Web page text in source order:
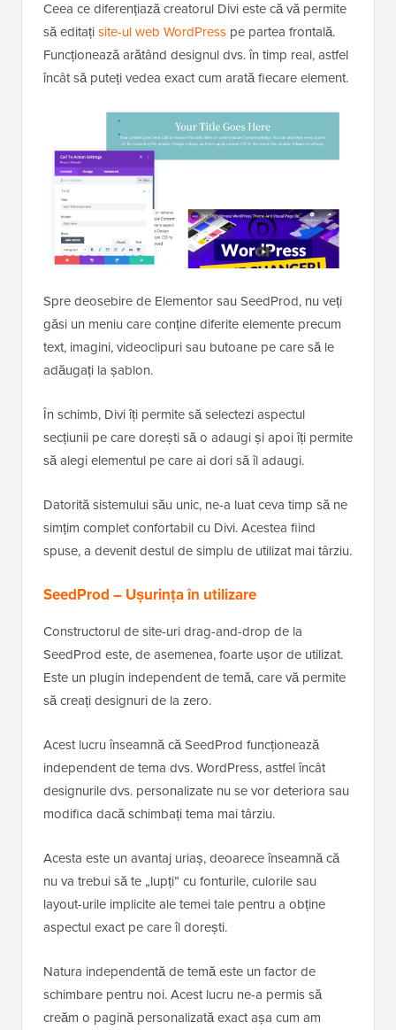
Ceea ce diferențiază creatorul Divi este că vă permite
să editațisite-ul web WordPress pe partea frontală.
Funcționează arătând designul dvs. în timp real, astfel
încât să puteți vedea exact cum arată fiecare element.
Spre deosebire de Elementor sau SeedProd, nu veți
găsi un meniu care conține diferite elemente precum
text, imagini, videoclipuri sau butoane pe care să le
adăugați la șablon.
În schimb, Divi îți permite să selectezi aspectul
secțiunii pe care dorești să o adaugi și apoi îți permite
să alegi elementul pe care ai dori să îl adaugi.
Datorită sistemului său unic, ne-a luat ceva timp să ne
simțim complet confortabil cu Divi. Acestea fiind
spuse, a devenit destul de simplu de utilizat mai târziu.
SeedProd – Ușurința în utilizare
Constructorul de site-uri drag-and-drop de la
SeedProd este, de asemenea, foarte ușor de utilizat.
Este un plugin independent de temă, care vă permite
să creați designuri de la zero.
Acest lucru înseamnă că SeedProd funcționează
independent de tema dvs. WordPress, astfel încât
designurile dvs. personalizate nu se vor deteriora sau
modifica dacă schimbați tema mai târziu.
Acesta este un avantaj uriaș, deoarece înseamnă că
nu va trebui să te „lupți” cu fonturile, culorile sau
layout-urile implicite ale temei tale pentru a obține
aspectul exact pe care îl dorești.
Natura independentă de temă este un factor de
schimbare pentru noi. Acest lucru ne-a permis să
creăm o pagină personalizată exact așa cum am